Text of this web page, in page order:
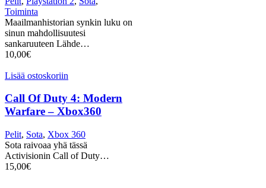
Toiminta
Maailmanhistorian synkin luku on
sinun mahdollisuutesi
sankaruuteen Lähde…
10,00€
Lisää ostoskoriin
Call Of Duty 4: Modern
Warfare – Xbox360
Pelit, Sota, Xbox 360
Sota raivoaa yhä tässä
Activisionin Call of Duty…
15,00€